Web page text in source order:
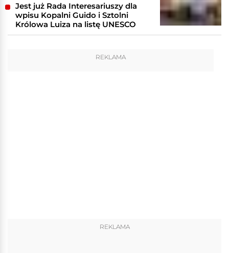
Jest już Rada Interesariuszy dla
wpisu Kopalni Guido i Sztolni
Królowa Luiza na listę UNESCO
REKLAMA
REKLAMA